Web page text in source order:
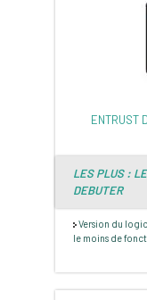
ENTRUST
LES PLUS :
DEBUTER
Version du
le moins de